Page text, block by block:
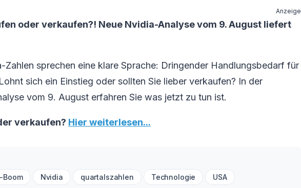
Anzeige
oder verkaufen?! Neue Nvidia-Analyse vom 9. August liefert
Zahlen sprechen eine klare Sprache: Dringender Handlungsbedarf für
sich ein Einstieg oder sollten Sie lieber verkaufen? In der
vom 9. August erfahren Sie was jetzt zu tun ist.
verkaufen? Hier weiterlesen...
Boom Nvidia quartalszahlen Technologie USA